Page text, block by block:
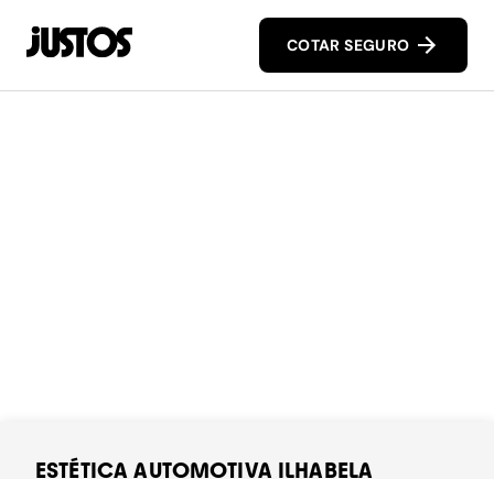
COTAR SEGURO
ESTÉTICA AUTOMOTIVA ILHABELA